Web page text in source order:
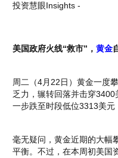
投资慧眼Insights -
美国政府火线“救市”， 黄金
周二（4月22日）黄金一度
乏力，辗转回落并击穿
一步跌至时段低位3313美元
毫无疑问，黄金近期的大幅
平衡。不过，在本周初美国